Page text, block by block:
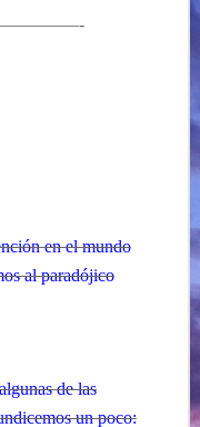
en el mundo
al paradójico
de las
un poco: